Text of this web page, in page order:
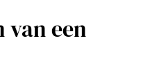
van een